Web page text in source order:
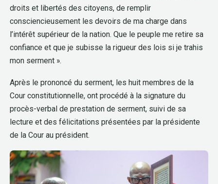
droits et libertés des citoyens, de remplir
consciencieusement les devoirs de ma charge dans
l’intérêt supérieur de la nation. Que le peuple me retire sa
confiance et que je subisse la rigueur des lois si je trahis
mon serment ».
Après le prononcé du serment, les huit membres de la
Cour constitutionnelle, ont procédé à la signature du
procès-verbal de prestation de serment, suivi de sa
lecture et des félicitations présentées par la présidente
de la Cour au président.